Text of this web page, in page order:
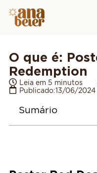
O que é:
Redemption
Leia em 5 minutos
Publicado:13/06/2024
Sumário